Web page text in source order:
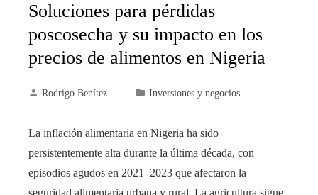
Soluciones para pérdidas
poscosecha y su impacto en los
precios de alimentos en Nigeria
Rodrigo Benítez Inversiones y negocios
La inflación alimentaria en Nigeria ha sido
persistentemente alta durante la última década, con
episodios agudos en 2021–2023 que afectaron la
seguridad alimentaria urbana y rural. La agricultura sigue